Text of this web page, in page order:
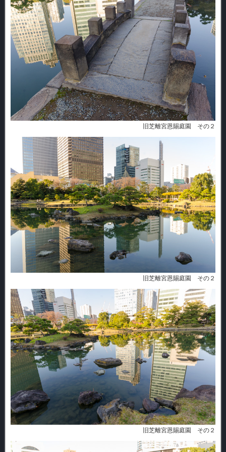
旧芝離宮恩賜庭園 その２
旧芝離宮恩賜庭園 その２
旧芝離宮恩賜庭園 その２